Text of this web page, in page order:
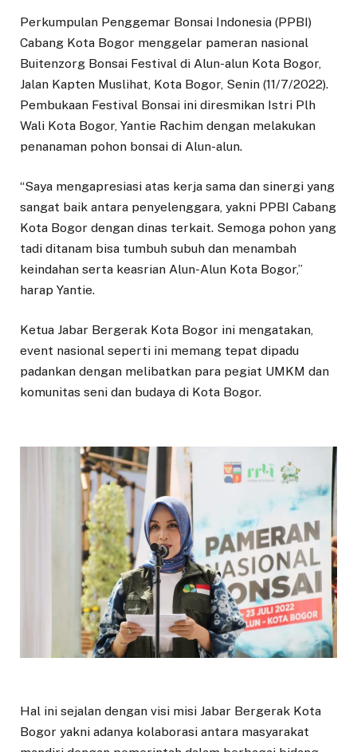
Perkumpulan Penggemar Bonsai Indonesia (PPBI)
Cabang Kota Bogor menggelar pameran nasional
Buitenzorg Bonsai Festival di Alun-alun Kota Bogor,
Jalan Kapten Muslihat, Kota Bogor, Senin (11/7/2022).
Pembukaan Festival Bonsai ini diresmikan Istri Plh
Wali Kota Bogor, Yantie Rachim dengan melakukan
penanaman pohon bonsai di Alun-alun.
“Saya mengapresiasi atas kerja sama dan sinergi yang
sangat baik antara penyelenggara, yakni PPBI Cabang
Kota Bogor dengan dinas terkait. Semoga pohon yang
tadi ditanam bisa tumbuh subuh dan menambah
keindahan serta keasrian Alun-Alun Kota Bogor,”
harap Yantie.
Ketua Jabar Bergerak Kota Bogor ini mengatakan,
event nasional seperti ini memang tepat dipadu
padankan dengan melibatkan para pegiat UMKM dan
komunitas seni dan budaya di Kota Bogor.
Hal ini sejalan dengan visi misi Jabar Bergerak Kota
Bogor yakni adanya kolaborasi antara masyarakat